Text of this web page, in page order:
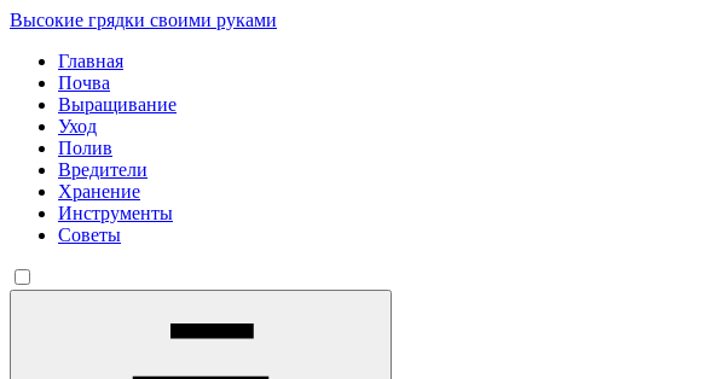
Высокие грядки своими руками
Главная
Почва
Выращивание
Уход
Полив
Вредители
Хранение
Инструменты
Советы